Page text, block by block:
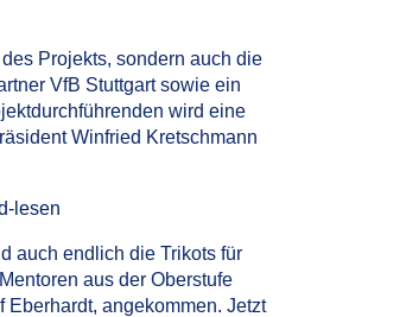
Projekts, sondern auch die
VfB Stuttgart sowie ein
wird eine
Winfried Kretschmann
lesen
auch endlich die Trikots für
aus der Oberstufe
angekommen. Jetzt